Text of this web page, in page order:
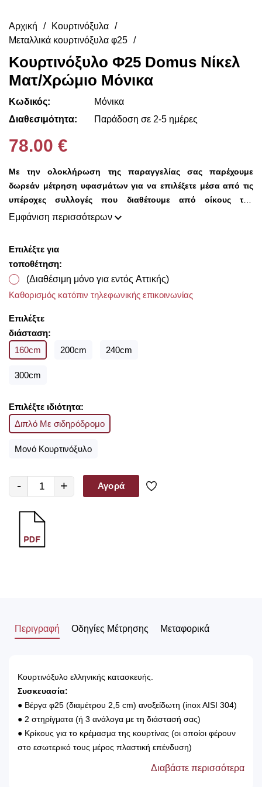
Αρχική
Κουρτινόξυλα
Μεταλλικά κουρτινόξυλα φ25
Κουρτινόξυλο Φ25 Domus Νίκελ
Ματ/Χρώμιο Μόνικα
Κωδικός:
Μόνικα
Διαθεσιμότητα:
Παράδοση σε 2-5 ημέρες
78.00 €
Με την ολοκλήρωση της παραγγελίας σας παρέχουμε
δωρεάν μέτρηση υφασμάτων για να επιλέξετε μέσα από τις
υπέροχες συλλογές που διαθέτουμε από οίκους του
εξωτερικού σε προσιτές τιμές!!
Εμφάνιση περισσότερων
Επιλέξτε για
τοποθέτηση:
(Διαθέσιμη μόνο για εντός Αττικής)
Καθορισμός κατόπιν τηλεφωνικής επικοινωνίας
Επιλέξτε
διάσταση:
160cm
200cm 240cm
300cm
Επιλέξτε ιδιότητα:
Διπλό Με σιδηρόδρομο
Μονό Κουρτινόξυλο
- + Αγορά
Περιγραφή Οδηγίες Μέτρησης Μεταφορικά
Κουρτινόξυλο ελληνικής κατασκευής.
Συσκευασία:
● Βέργα φ25 (διαμέτρου 2,5 cm) ανοξείδωτη (inox AISI 304)
● 2 στηρίγματα (ή 3 ανάλογα με τη διάστασή σας)
● Κρίκους για το κρέμασμα της κουρτίνας (οι οποίοι φέρουν
στο εσωτερικό τους μέρος πλαστική επένδυση)
● Βίδες και ούπα για την τοποθέτηση του
Διαβάστε περισσότερα